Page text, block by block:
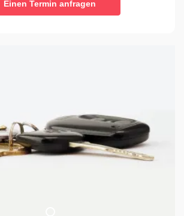
Einen Termin anfragen